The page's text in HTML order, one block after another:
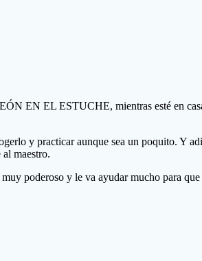
EN EL ESTUCHE, mientras esté en
y practicar aunque sea un poquito. Y
maestro.
poderoso y le va ayudar mucho para